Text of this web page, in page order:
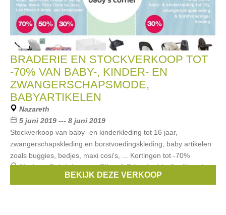
BRADERIE EN STOCKVERKOOP TOT
-70% VAN BABY-, KINDER- EN
ZWANGERSCHAPSMODE,
BABYARTIKELEN
Nazareth
5 juni 2019 --- 8 juni 2019
Stockverkoop van baby- en kinderkleding tot 16 jaar,
zwangerschapskleding en borstvoedingskleding, baby artikelen
zoals buggies, bedjes, maxi cosi's, ... Kortingen tot -70%
Merken:Ralph Lauren,Filou & Friends,Liu Jo,Noppies,
BEKIJK DEZE VERKOOP